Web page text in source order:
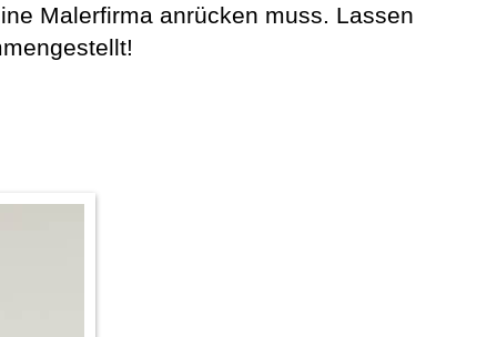
Malerfirma anrücken muss. Lassen